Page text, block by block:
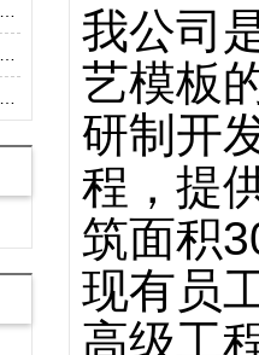
我公司
艺模板
研制开
程，提
筑面积
现有员
高级工